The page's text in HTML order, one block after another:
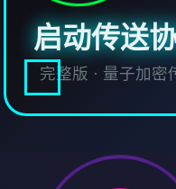
启动传送
完整版 · 量子加密